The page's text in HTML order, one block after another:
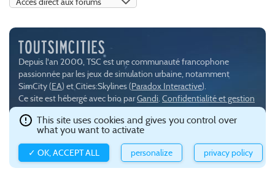
Depuis l'an 2000, TSC est une communauté francophone
passionnée par les jeux de simulation urbaine, notamment
SimCity (EA) et Cities:Skylines (Paradox Interactive).
Ce site est hébergé avec brio parGandi. Confidentialité et gestion
This site uses cookies and gives you control over
what you want to activate
✓ OK, ACCEPT ALL personalize privacy policy